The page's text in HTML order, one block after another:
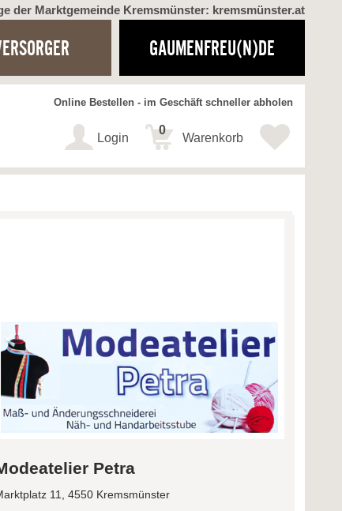
der Marktgemeinde Kremsmünster: kremsmünster.at
GAUMENFREU(N)DE
Online Bestellen - im Geschäft schneller abholen
Login Warenkorb
0
Petra
11, 4550 Kremsmünster